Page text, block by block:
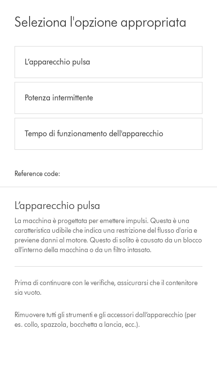
Seleziona l'opzione appropriata
L’apparecchio pulsa
Potenza intermittente
Tempo di funzionamento dell'apparecchio
Reference code:
L’apparecchio pulsa
La macchina è progettata per emettere impulsi. Questa è una
caratteristica udibile che indica una restrizione del flusso d'aria e
previene danni al motore. Questo di solito è causato da un blocco
all'interno della macchina o da un filtro intasato.
Prima di continuare con le verifiche, assicurarsi che il contenitore
sia vuoto.
Rimuovere tutti gli strumenti e gli accessori dall’apparecchio (per
es. collo, spazzola, bocchetta a lancia, ecc.).